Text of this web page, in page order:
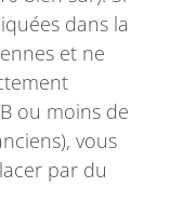
dans la
et ne
ou moins de
vous
par du